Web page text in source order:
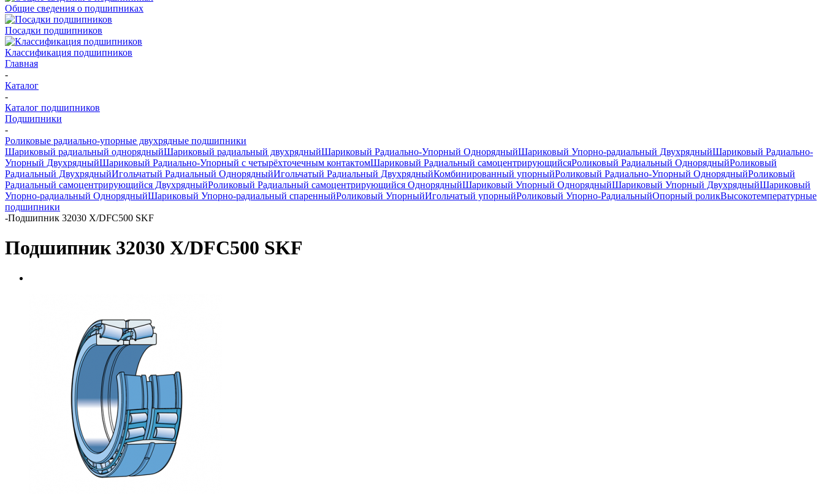
Общие сведения о подшипниках
Посадки подшипников
Классификация подшипников
Главная
-
Каталог
-
Каталог подшипников
Подшипники
-
Роликовые радиально-упорные двухрядные подшипники
Шариковый радиальный однорядныйШариковый радиальный двухрядныйШариковый Радиально-Упорный ОднорядныйШариковый Упорно-радиальный ДвухрядныйШариковый Радиально-
Упорный ДвухрядныйШариковый Радиально-Упорный с четырёхточечным контактомШариковый Радиальный самоцентрирующийсяРоликовый Радиальный ОднорядныйРоликовый
Радиальный ДвухрядныйИгольчатый Радиальный ОднорядныйИгольчатый Радиальный ДвухрядныйКомбинированный упорныйРоликовый Радиально-Упорный ОднорядныйРоликовый
Радиальный самоцентрирующийся ДвухрядныйРоликовый Радиальный самоцентрирующийся ОднорядныйШариковый Упорный ОднорядныйШариковый Упорный ДвухрядныйШариковый
Упорно-радиальный ОднорядныйШариковый Упорно-радиальный спаренныйРоликовый УпорныйИгольчатый упорныйРоликовый Упорно-РадиальныйОпорный роликВысокотемпературные
подшипники
-Подшипник 32030 X/DFC500 SKF
Подшипник 32030 X/DFC500 SKF